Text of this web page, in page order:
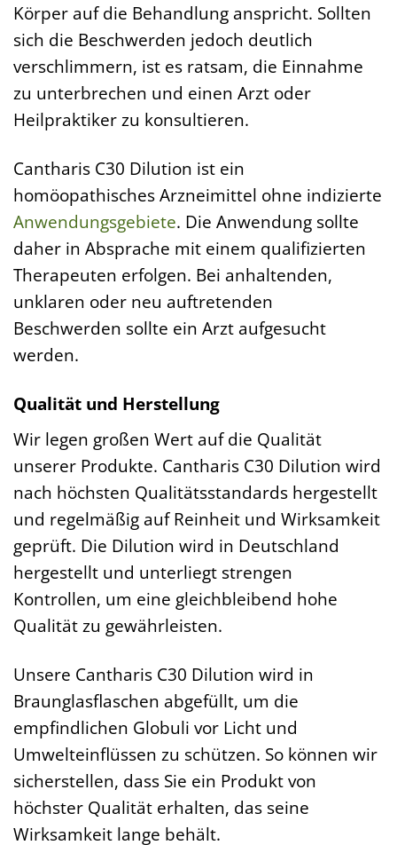
Körper auf die Behandlung anspricht. Sollten
sich die Beschwerden jedoch deutlich
verschlimmern, ist es ratsam, die Einnahme
zu unterbrechen und einen Arzt oder
Heilpraktiker zu konsultieren.
Cantharis C30 Dilution ist ein
homöopathisches Arzneimittel ohne indizierte
Anwendungsgebiete. Die Anwendung sollte
daher in Absprache mit einem qualifizierten
Therapeuten erfolgen. Bei anhaltenden,
unklaren oder neu auftretenden
Beschwerden sollte ein Arzt aufgesucht
werden.
Qualität und Herstellung
Wir legen großen Wert auf die Qualität
unserer Produkte. Cantharis C30 Dilution wird
nach höchsten Qualitätsstandards hergestellt
und regelmäßig auf Reinheit und Wirksamkeit
geprüft. Die Dilution wird in Deutschland
hergestellt und unterliegt strengen
Kontrollen, um eine gleichbleibend hohe
Qualität zu gewährleisten.
Unsere Cantharis C30 Dilution wird in
Braunglasflaschen abgefüllt, um die
empfindlichen Globuli vor Licht und
Umwelteinflüssen zu schützen. So können wir
sicherstellen, dass Sie ein Produkt von
höchster Qualität erhalten, das seine
Wirksamkeit lange behält.